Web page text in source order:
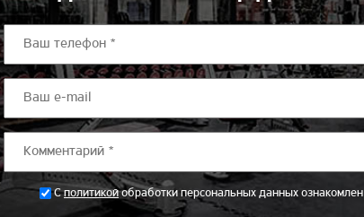
* Сполитикойобработки персональных данных ознакомлен